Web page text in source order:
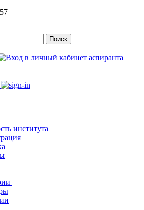
института